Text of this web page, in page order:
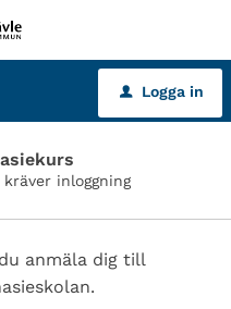
u Logga in
inloggning
anmäla dig till